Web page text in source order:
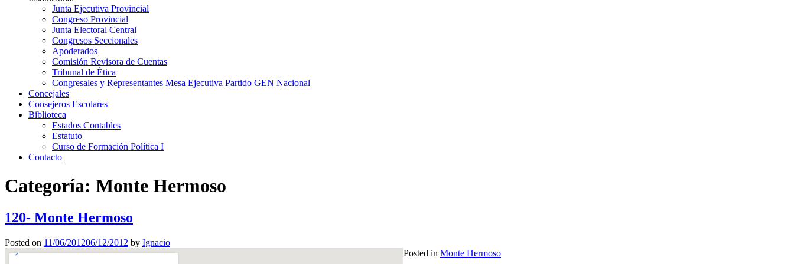
Junta Ejecutiva Provincial
Congreso Provincial
Junta Electoral Central
Congresos Seccionales
Apoderados
Comisión Revisora de Cuentas
Tribunal de Ética
Congresales y Representantes Mesa Ejecutiva Partido GEN Nacional
Concejales
Consejeros Escolares
Biblioteca
Estados Contables
Estatuto
Curso de Formación Política I
Contacto
Categoría: Monte Hermoso
120- Monte Hermoso
Posted on 11/06/201206/12/2012 by Ignacio
Posted in Monte Hermoso